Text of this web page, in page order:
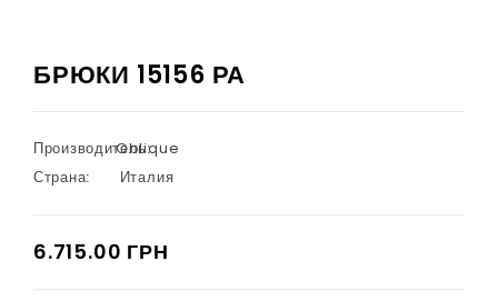
БРЮКИ 15156 РА
Производитель:
Oblique
Страна:
Италия
6.715.00 ГРН